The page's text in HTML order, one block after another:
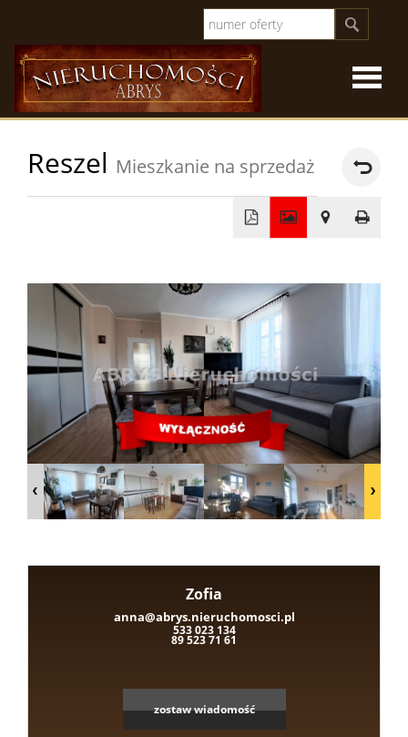
Domy
nad
Reszel Mieszkanie na sprzedaż
−
Leaflet ©OpenStreetMap
Zofia
anna@abrys.nieruchomosci.pl
533 023 134
89 523 71 61
zostaw wiadomość